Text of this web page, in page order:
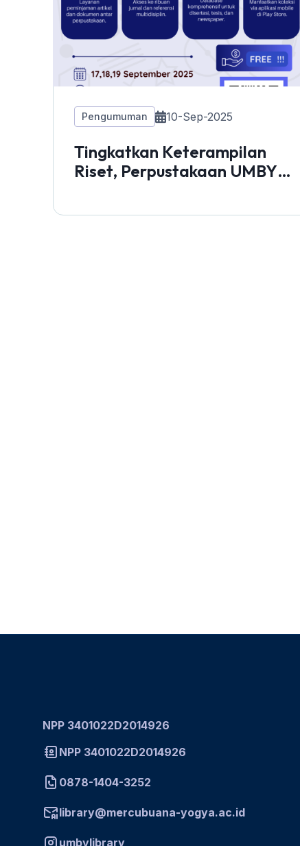
Pengumuman 10-Sep-2025
Tingkatkan Keterampilan
Riset, Perpustakaan UMBY
To Knowledge"
NPP 3401022D2014926
NPP 3401022D2014926
0878-1404-3252
library@mercubuana-yogya.ac.id
umbylibrary